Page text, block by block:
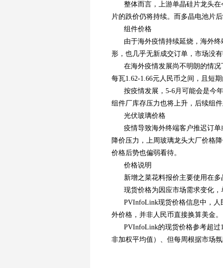
整体而言，上游单晶硅片龙头
片的跌价仍将持续。而多晶电池片
组件价格
由于海外疫情持续延烧，海外
形，也几乎无新成交订单，市场没
在海外疫情发展尚不明朗的情
每瓦1.62-1.66元人民币之间，且短
按疫情发展，5-6月可能会是今
组件厂库存压力也将上升，后续组
光伏玻璃价格
疫情导致海外终端客户推迟订
降价压力，上周玻璃龙头大厂价格
价格后势也偏弱看待。
价格说明
新增之菜花料报价主要使用在多
现货价格为因应市场需求变化
PVInfoLink现货价格信息中，
外价格，并非人民币直接换算美金。
PVInfoLink的现货价格参考超过
非加权平均值）、但每周根据市场氛